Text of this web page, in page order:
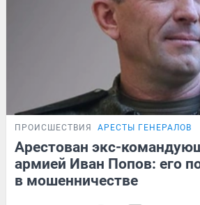
ПРОИСШЕСТВИЯ АРЕСТЫ ГЕНЕРАЛОВ
Арестован экс-
армией Иван Попов: его
в мошенничестве